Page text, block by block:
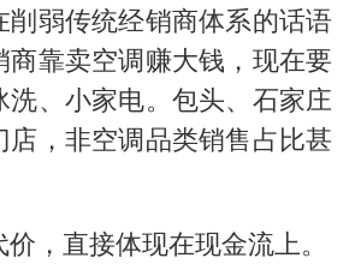
削弱传统经销商体系的话语
商靠卖空调赚大钱，现在要
洗、小家电。包头、石家庄
店，非空调品类销售占比甚
，直接体现在现金流上。